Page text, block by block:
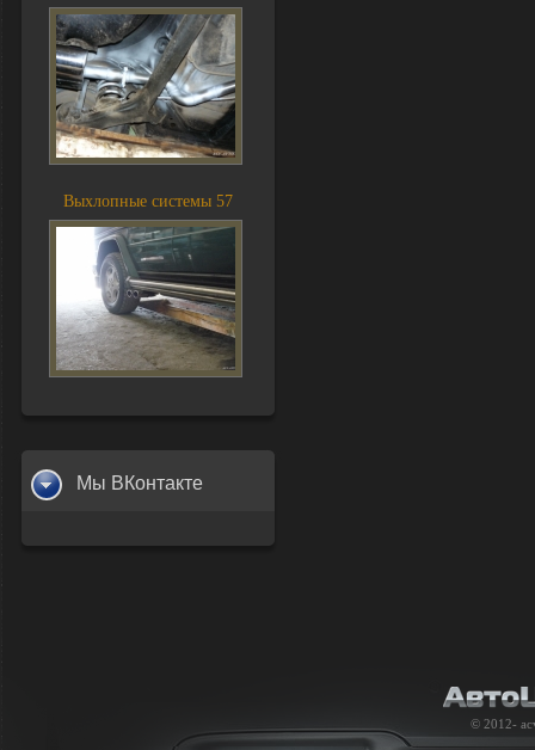
Выхлопные системы 57
Мы ВКонтакте
© 2012-